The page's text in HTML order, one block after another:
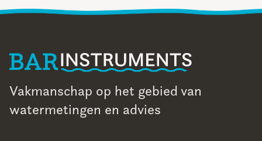
Vakmanschap op het gebied van
watermetingen en advies